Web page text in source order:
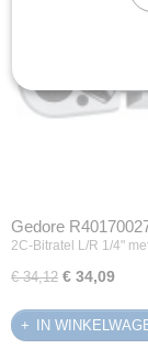
Gedore
2C-Bitratel L/R 1/4"
€ 34,12 € 34,09
IN